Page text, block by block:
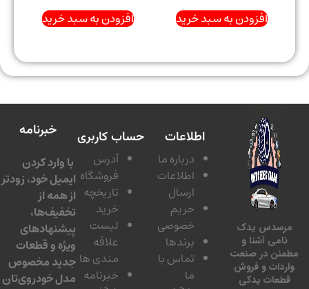
افزودن به سبد خرید افزودن به سبد خرید
یدک
آشنا و
در صنعت
و فروش
یدکی
اطلاعات
درباره ما
اطلاعات
ارسال
حریم
خصوصی
برندها
تماس با
حساب کاربری
آدرس
فروشگاه
تاریخچه
لیست
مندی ها
خبرنامه
خبرنامه
با وارد کردن
ایمیل خود، زودتر
از همه از
تخفیف‌ها،
پیشنهادهای
ویژه و قطعات
جدید مخصوص
مدل خودروی‌تان